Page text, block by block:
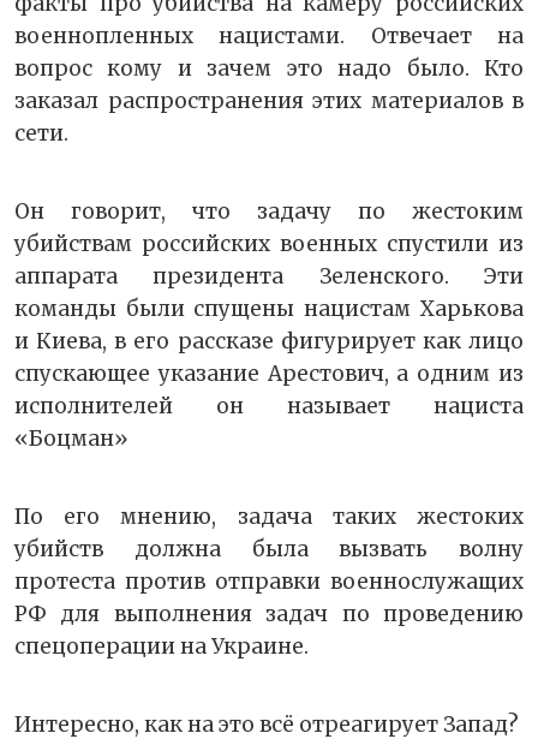
военнопленных нацистами. Отвечает на
вопрос кому и зачем это надо было. Кто
заказал распространения этих материалов в
сети.
Он говорит, что задачу по жестоким
убийствам российских военных спустили из
аппарата президента Зеленского. Эти
команды были спущены нацистам Харькова
и Киева, в его рассказе фигурирует как лицо
спускающее указание Арестович, а одним из
исполнителей он называет нациста
«Боцман»
По его мнению, задача таких жестоких
убийств должна была вызвать волну
протеста против отправки военнослужащих
РФ для выполнения задач по проведению
спецоперации на Украине.
Интересно, как на это всё отреагирует Запад?